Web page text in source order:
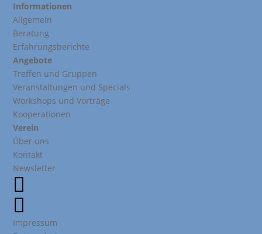
Informationen
Allgemein
Beratung
Erfahrungsberichte
Angebote
Treffen und Gruppen
Veranstaltungen und Specials
Workshops und Vorträge
Kooperationen
Verein
Über uns
Kontakt
Newsletter


Impressum